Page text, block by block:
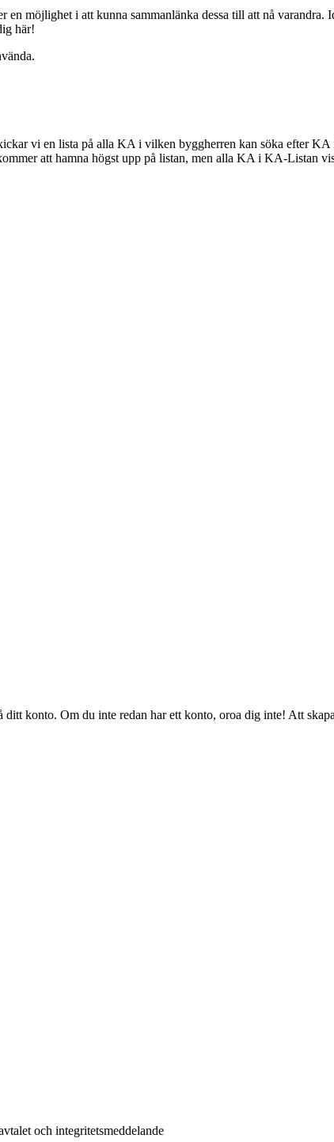
möjlighet i att kunna sammanlänka dessa till att nå
här!
vi en lista på alla KA i vilken byggherren kan söka efter
att hamna högst upp på listan, men alla KA i KA-Listan
konto. Om du inte redan har ett konto, oroa dig inte! Att
och integritetsmeddelande